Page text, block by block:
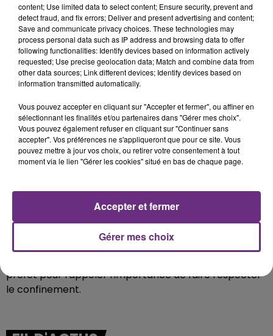
bien indiqué au journal L’Union que le tournage avait
été étudié le matin en réunion de sécurité avec le
sous-préfet. Xavier Albertini a aussi précisé que la
délivrance d’autorisation ne relevait pas de la
collectivité.
Colère des policiers
Pour de nombreux policiers l'incompréhension règne
encore ce samedi. Certains membres des forces de
l'ordre ne comprennent pas que de telles
manifestations soient autorisées alors que dans le
régional du syndicat Unité SGP Police.
La colère des policiers est également décuplée
préfet pour rappeler l'importance de faire respecter
le confinement.
content; Use limited data to select content; Ensure security, prevent and
detect fraud, and fix errors; Deliver and present advertising and content;
Save and communicate privacy choices. These technologies may
process personal data such as IP address and browsing data to offer
following functionalities: Identify devices based on information actively
requested; Use precise geolocation data; Match and combine data from
other data sources; Link different devices; Identify devices based on
information transmitted automatically.
Vous pouvez accepter en cliquant sur "Accepter et fermer", ou affiner en
sélectionnant les finalités et/ou partenaires dans "Gérer mes choix".
Vous pouvez également refuser en cliquant sur "Continuer sans
accepter". Vos préférences ne s'appliqueront que pour ce site. Vous
pouvez mettre à jour vos choix, ou retirer votre consentement à tout
moment via le lien "Gérer les cookies" situé en bas de chaque page.
Gérer mes choix
Accepter et fermer